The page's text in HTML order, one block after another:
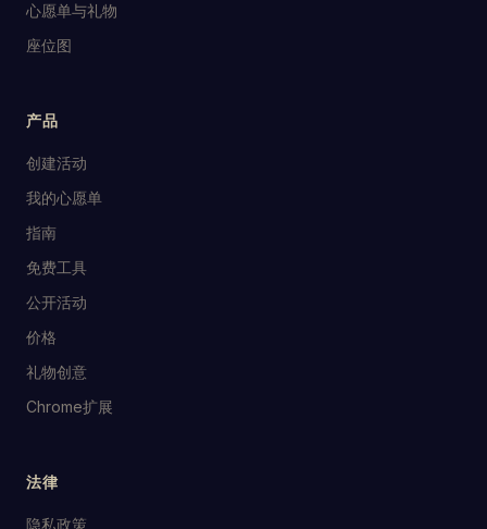
心愿单与礼物
座位图
产品
创建活动
我的心愿单
指南
免费工具
公开活动
价格
礼物创意
Chrome扩展
法律
隐私政策